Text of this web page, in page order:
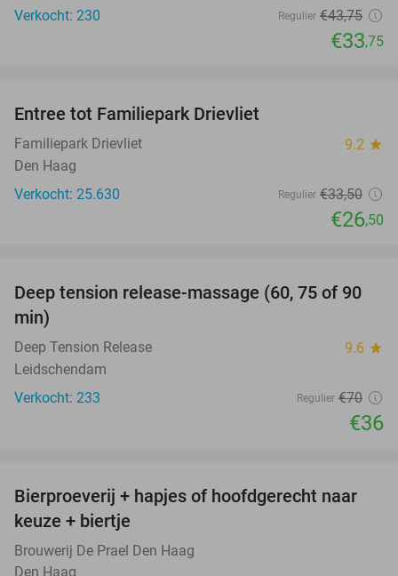
Verkocht: 230
Regulier €43,75
€33,75
Entree tot Familiepark Drievliet
Familiepark Drievliet 9.2 star
Den Haag
Verkocht: 25.630
Regulier €33,50
€26,50
49%
Deep tension release-massage (60, 75 of 90
min)
Deep Tension Release 9.6 star
Leidschendam
Verkocht: 233
Regulier €70
€36
40%
Bierproeverij + hapjes of hoofdgerecht naar
keuze + biertje
Brouwerij De Prael Den Haag
Den Haag